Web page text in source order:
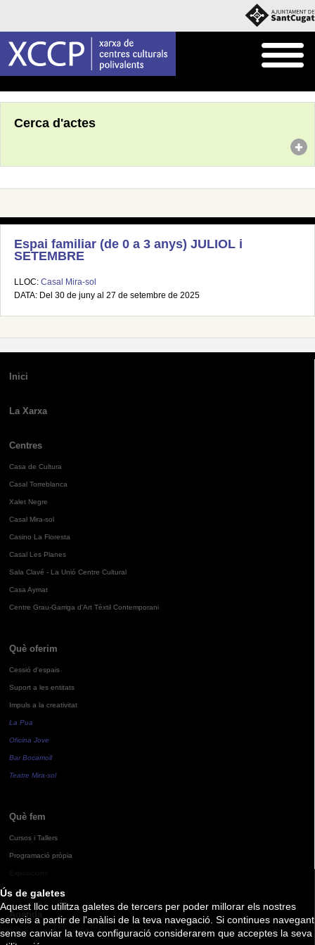
Ús de galetes
Aquest lloc utilitza galetes de tercers per poder millorar els nostres
serveis a partir de l'anàlisi de la teva navegació. Si continues navegant
sense canviar la teva configuració considerarem que acceptes la seva
Cerca d'actes
Espai familiar (de 0 a 3 anys) JULIOL i
SETEMBRE
LLOC: Casal Mira-sol
DATA: Del 30 de juny al 27 de setembre de 2025
Inici
La Xarxa
Centres
Casa de Cultura
Casal Torreblanca
Xalet Negre
Casal Mira-sol
Casino La Floresta
Casal Les Planes
Sala Clavé - La Unió Centre Cultural
Casa Aymat
Centre Grau-Garriga d'Art Tèxtil Contemporani
Què oferim
Cessió d'espais
Suport a les entitats
Impuls a la creativitat
La Pua
Oficina Jove
Bar Bocamoll
Teatre Mira-sol
Què fem
Cursos i Tallers
Programació pròpia
Agenda